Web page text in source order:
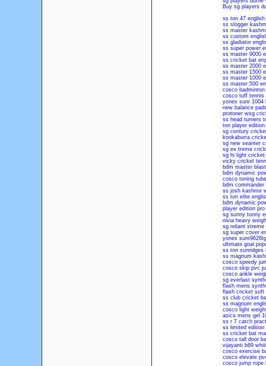
Buy sg players
ss ton 47
ss slogger
ss master
ss custom
ss gladiator
ss super power
ss master 9000
ss cricket bat
ss master 2000
ss master 1500
ss master 1000
ss master 500
cosco
cosco tuff tennis
yonex sunr 1004
new balance
protoner wsg
ss head turners
ton player
sg century
kookaburra
sg new seamer
sg ex treme
sg hi light
vicky cricket
bdm master
bdm dynamic
cosco toning tube
bdm
ss josh kashmir
ss ton elite
bdm dynamic
player edition
sg sunny tonny
nivia heavy
sg reliant xtreme
sg super cover
yonex
ultimate goal
ss ton sunridges
ss magnum
cosco speedy
cosco skip pvc
cosco ankle
sg everlast
flash mens
flash cricket soft
ss club cricket
ss magnum
cosco light
asics mens gel
ss r 7 catch
ss limited edition
ss cricket bat
cosco tall door
vijayanti b69
cosco exercise
cosco elevate
cosco jump rope